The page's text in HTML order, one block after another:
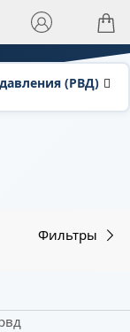
(РВД)
Фильтры